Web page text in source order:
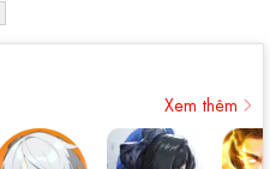
Xem thêm